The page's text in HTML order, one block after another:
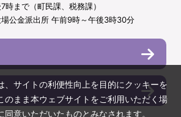
時まで（町民課、税務課）
公金派出所 午前9時～午後3時30分
、サイトの利便性向上を目的にクッキーを
のまま本ウェブサイトをご利用いただく場
意いただいたものとみなされます。